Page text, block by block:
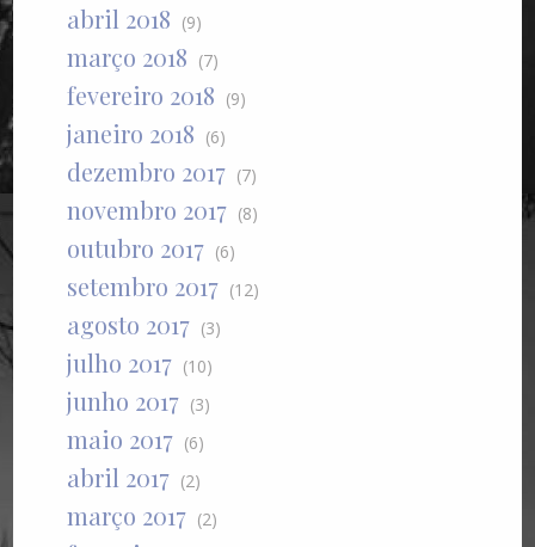
abril 2018 (9)
março 2018 (7)
fevereiro 2018 (9)
janeiro 2018 (6)
dezembro 2017 (7)
novembro 2017 (8)
outubro 2017 (6)
setembro 2017 (12)
agosto 2017 (3)
julho 2017 (10)
junho 2017 (3)
maio 2017 (6)
abril 2017 (2)
março 2017 (2)